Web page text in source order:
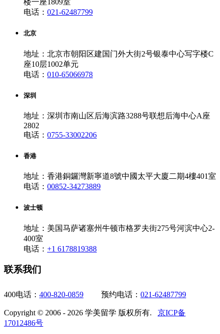
楼一座1809室
电话： 021-62487799
北京
地址：北京市朝阳区建国门外大街2号银泰中心写字楼C
座10层1002单元
电话： 010-65066978
深圳
地址：深圳市南山区后海滨路3288号联想后海中心A座
2802
电话： 0755-33002206
香港
地址：香港銅鑼灣新寧道8號中國太平大廈二期4樓401室
电话： 00852-34273889
波士顿
地址：美国马萨诸塞州牛顿市格罗夫街275号河滨中心2-
400室
电话： +1 6178819388
联系我们
400电话： 400-820-0859 预约电话： 021-62487799
Copyright © 2006 - 2026 学美留学 版权所有. 京ICP备
17012486号